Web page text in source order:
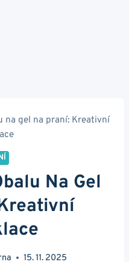
na gel na praní: Kreativní
Na Gel
15. 11. 2025